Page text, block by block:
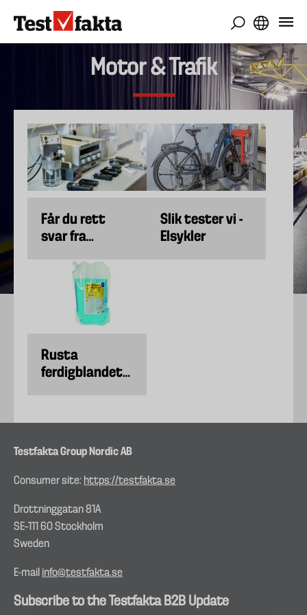
main
Motor & Trafik
Får du rett
svar fra
Slik tester vi -
Elsykler
Rusta
ferdigblandet
Testfakta Group Nordic AB
Consumer site: https://testfakta.se
Drottninggatan 81A
SE–111 60 Stockholm
Sweden
E-mail info@testfakta.se
Subscribe to the Testfakta B2B Update